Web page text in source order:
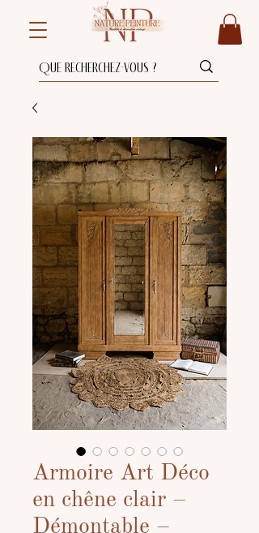
Armoire Art Déco
en chêne clair –
Démontable –